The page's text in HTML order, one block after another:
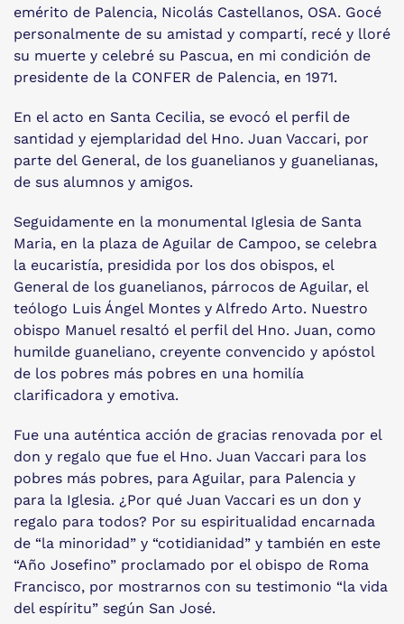
emérito de Palencia, Nicolás Castellanos, OSA. Gocé
personalmente de su amistad y compartí, recé y lloré
su muerte y celebré su Pascua, en mi condición de
presidente de la CONFER de Palencia, en 1971.
En el acto en Santa Cecilia, se evocó el perfil de
santidad y ejemplaridad del Hno. Juan Vaccari, por
parte del General, de los guanelianos y guanelianas,
de sus alumnos y amigos.
Seguidamente en la monumental Iglesia de Santa
Maria, en la plaza de Aguilar de Campoo, se celebra
la eucaristía, presidida por los dos obispos, el
General de los guanelianos, párrocos de Aguilar, el
teólogo Luis Ángel Montes y Alfredo Arto. Nuestro
obispo Manuel resaltó el perfil del Hno. Juan, como
humilde guaneliano, creyente convencido y apóstol
de los pobres más pobres en una homilía
clarificadora y emotiva.
Fue una auténtica acción de gracias renovada por el
don y regalo que fue el Hno. Juan Vaccari para los
pobres más pobres, para Aguilar, para Palencia y
para la Iglesia. ¿Por qué Juan Vaccari es un don y
regalo para todos? Por su espiritualidad encarnada
de “la minoridad” y “cotidianidad” y también en este
“Año Josefino” proclamado por el obispo de Roma
Francisco, por mostrarnos con su testimonio “la vida
del espíritu” según San José.